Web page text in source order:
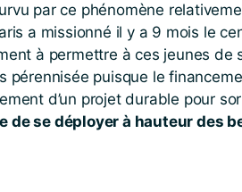
par ce phénomène
a missionné il y a 9 mois le
à permettre à ces jeunes
pérennisée puisque le
d’un projet durable pour
se déployer à hauteur des